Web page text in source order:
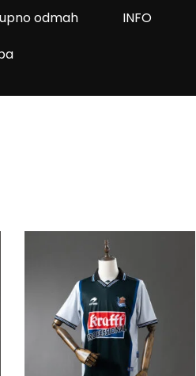
odmah INFO